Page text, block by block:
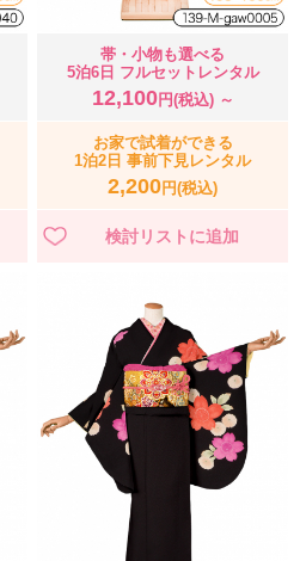
帯・小物も選べる
5泊6日 フルセットレンタル
12,100円(税込) ～
お家で試着ができる
1泊2日 事前下見レンタル
2,200円(税込)